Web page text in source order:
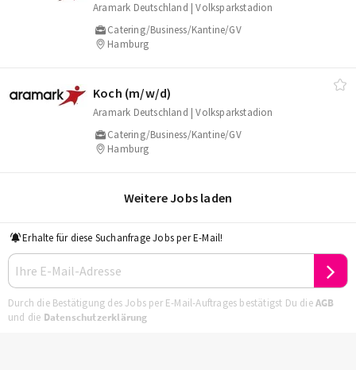
Aramark Deutschland | Volksparkstadion
Catering/Business/Kantine/GV
Hamburg
Koch (m/​w/​d)
Aramark Deutschland | Volksparkstadion
Catering/Business/Kantine/GV
Hamburg
Weitere Jobs laden
Erhalte für diese Suchanfrage Jobs per E-Mail!
Durch die Bestätigung des Jobs per E-Mail-Auftrages bestätigst Du dieAGB
und die Datenschutzerklärung